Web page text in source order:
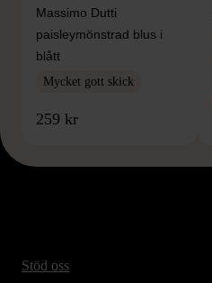
Massimo Dutti
paisleymönstrad blus i
blått
Mycket gott skick
259 kr
Stöd oss